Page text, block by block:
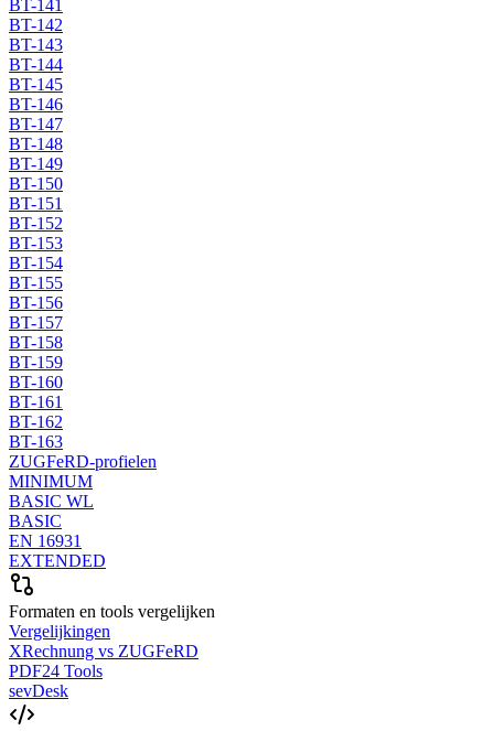
BT-141
BT-142
BT-143
BT-144
BT-145
BT-146
BT-147
BT-148
BT-149
BT-150
BT-151
BT-152
BT-153
BT-154
BT-155
BT-156
BT-157
BT-158
BT-159
BT-160
BT-161
BT-162
BT-163
ZUGFeRD-profielen
MINIMUM
BASIC WL
BASIC
EN 16931
EXTENDED
Formaten en tools vergelijken
Vergelijkingen
XRechnung vs ZUGFeRD
PDF24 Tools
sevDesk